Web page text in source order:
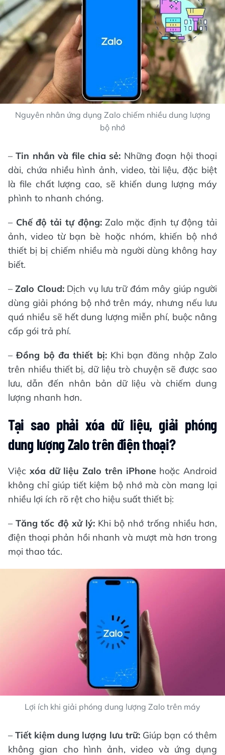
Nguyên nhân ứng dụng Zalo chiếm nhiều dung lượng
bộ nhớ
–Tin nhắn và file chia sẻ: Những đoạn hội thoại
dài, chứa nhiều hình ảnh, video, tài liệu, đặc biệt
là file chất lượng cao, sẽ khiến dung lượng máy
phình to nhanh chóng.
– Chế độ tải tự động:Zalo mặc định tự động tải
ảnh, video từ bạn bè hoặc nhóm, khiến bộ nhớ
thiết bị bị chiếm nhiều mà người dùng không hay
biết.
–Zalo Cloud:Dịch vụ lưu trữ đám mây giúp người
dùng giải phóng bộ nhớ trên máy, nhưng nếu lưu
quá nhiều sẽ hết dung lượng miễn phí, buộc nâng
cấp gói trả phí.
–Đồng bộ đa thiết bị:Khi bạn đăng nhập Zalo
trên nhiều thiết bị, dữ liệu trò chuyện sẽ được sao
lưu, dẫn đến nhân bản dữ liệu và chiếm dung
lượng nhanh hơn.
Tại sao phải xóa dữ liệu, giải phóng
dung lượng Zalo trên điện thoại?
Việc xóa dữ liệu Zalo trên iPhonehoặc Android
không chỉ giúp tiết kiệm bộ nhớ mà còn mang lại
nhiều lợi ích rõ rệt cho hiệu suất thiết bị:
–Tăng tốc độ xử lý:Khi bộ nhớ trống nhiều hơn,
điện thoại phản hồi nhanh và mượt mà hơn trong
mọi thao tác.
Lợi ích khi giải phóng dung lượng Zalo trên máy
–Tiết kiệm dung lượng lưu trữ:Giúp bạn có thêm
không gian cho hình ảnh, video và ứng dụng